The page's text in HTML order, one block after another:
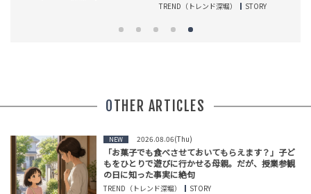
TREND（トレンド深堀） STORY
OTHER ARTICLES
NEW 2026.08.06(Thu)
「お菓子でも食べさせておいてもらえます？」子ど
もをひとりで遊びに行かせる母親。だが、授業参観
の日に知った事実に絶句
TREND（トレンド深堀）
STORY